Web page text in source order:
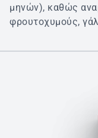
μηνών), καθώς
φρουτοχυμούς,